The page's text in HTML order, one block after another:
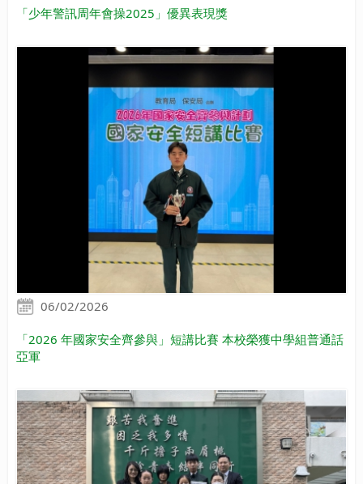
「少年警訊周年會操2025」優異表現獎
06/02/2026
「2026 年國家安全齊參與」短講比賽 本校榮獲中學組普通話
亞軍